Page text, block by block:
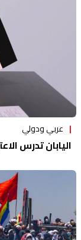
عربي ودولي
اليابان تدرس